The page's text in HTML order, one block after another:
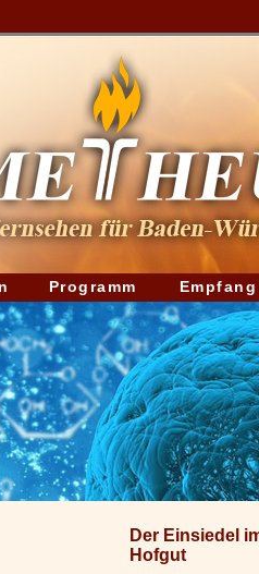
Programm Empfang
Der Einsiedel
Hofgut